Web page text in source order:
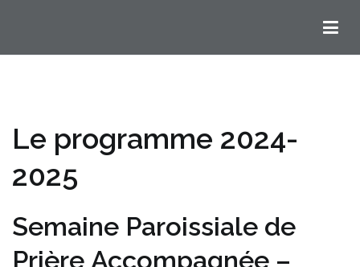
Le programme 2024-
2025
Semaine Paroissiale de
Prière Accompagnée –